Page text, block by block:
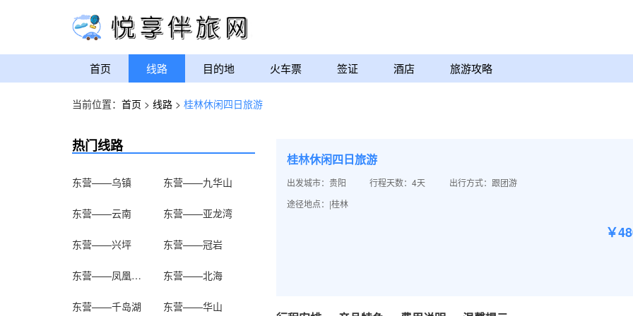
首页 线路 目的地 火车票 签证 酒店 旅游攻略
当前位置： 首页 > 线路 > 桂林休闲四日旅游
热门线路
东营——乌镇 东营——九华山
东营——云南 东营——亚龙湾
东营——兴坪 东营——冠岩
东营——凤凰古城 东营——北海
东营——千岛湖 东营——华山
桂林休闲四日旅游
出发城市：贵阳 行程天数：4天
出行方式：跟团游
途径地点：|桂林
￥